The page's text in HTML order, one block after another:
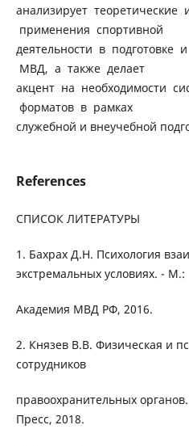
анализирует теоретические
применения спортивной
деятельности в подготовке
МВД, а также делает
акцент на необходимости
форматов в рамках
служебной и внеучебной
References
СПИСОК ЛИТЕРАТУРЫ
1. Бахрах Д.Н. Психология
экстремальных условиях. - М.:
Академия МВД РФ, 2016.
2. Князев В.В. Физическая и
сотрудников
правоохранительных
Пресс, 2018.